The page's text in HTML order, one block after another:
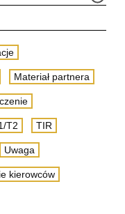
Materiał partnera
T2 TIR
Uwaga
kierowców